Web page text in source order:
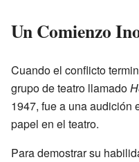
Un Comienzo
Cuando el conflicto
grupo de teatro llamado
1947, fue a una audición
papel en el teatro.
Para demostrar su